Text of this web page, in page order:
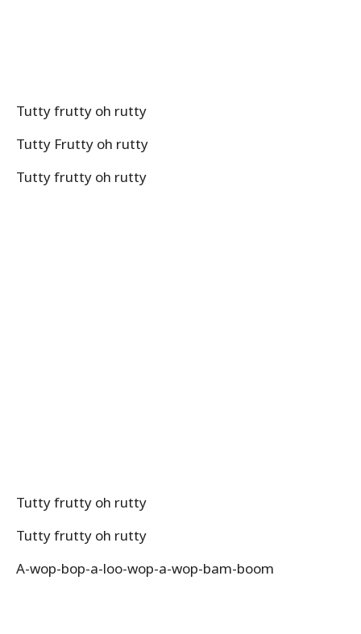
Tutty frutty oh rutty
Tutty Frutty oh rutty
Tutty frutty oh rutty
Tutty frutty oh rutty
Tutty frutty oh rutty
A-wop-bop-a-loo-wop-a-wop-bam-boom